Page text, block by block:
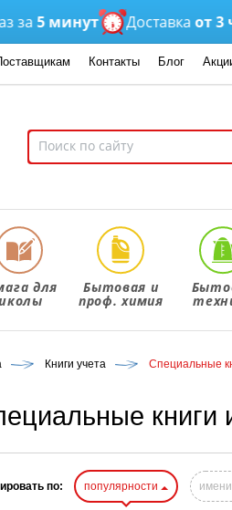
минут Доставкаот 3 часов
Контакты Блог
для Бытовая и
проф. химия
Книги учета Специальные
книги
по: популярности